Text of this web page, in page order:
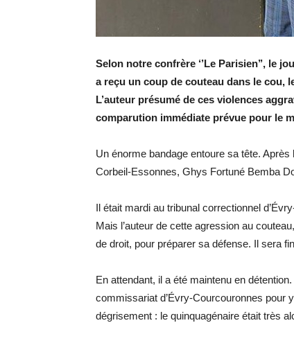
Selon notre confrère ‘’Le Parisien’’, le
a reçu un coup de couteau dans le cou,
L’auteur présumé de ces violences
comparution immédiate prévue pour le
Un énorme bandage entoure sa tête.
Corbeil-Essonnes, Ghys Fortuné Bemba
Il était mardi au tribunal correctionnel
Mais l’auteur de cette agression au
de droit, pour préparer sa défense. Il sera
En attendant, il a été maintenu en
commissariat d’Évry-Courcouronnes pour
dégrisement : le quinquagénaire était très